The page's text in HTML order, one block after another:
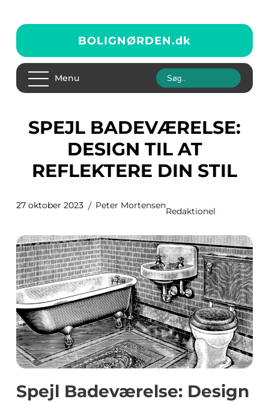
BOLIGNØRDEN.dk
Menu
SPEJL BADEVÆRELSE:
DESIGN TIL AT
REFLEKTERE DIN STIL
27 oktober 2023 Peter Mortensen
Redaktionel
Spejl Badeværelse: Design